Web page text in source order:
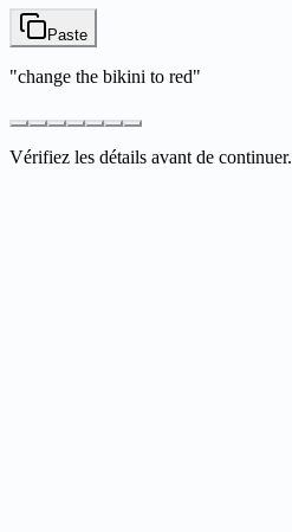
Paste
"change the bikini to red"
Vérifiez les détails avant de continuer.